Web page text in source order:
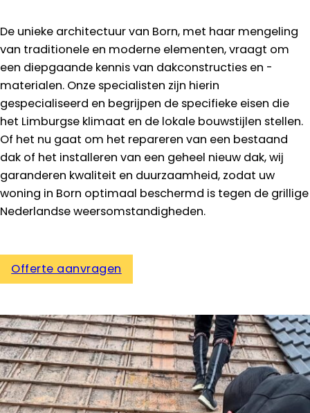
De unieke architectuur van Born, met haar mengeling
van traditionele en moderne elementen, vraagt om
een diepgaande kennis van dakconstructies en -
materialen. Onze specialisten zijn hierin
gespecialiseerd en begrijpen de specifieke eisen die
het Limburgse klimaat en de lokale bouwstijlen stellen.
Of het nu gaat om het repareren van een bestaand
dak of het installeren van een geheel nieuw dak, wij
garanderen kwaliteit en duurzaamheid, zodat uw
woning in Born optimaal beschermd is tegen de grillige
Nederlandse weersomstandigheden.
Offerte aanvragen